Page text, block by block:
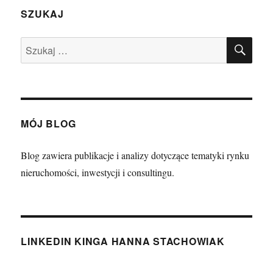
SZUKAJ
Szukaj:
MÓJ BLOG
Blog zawiera publikacje i analizy dotyczące tematyki rynku
nieruchomości, inwestycji i consultingu.
LINKEDIN KINGA HANNA STACHOWIAK